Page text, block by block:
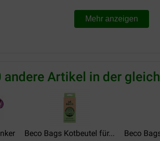
Zeker
z'n
Leistungsverhältnis:
Maike
06-05-
De
Mehr anzeigen
andere Artikel in der
Beco Bags Kotbeutel für... Beco